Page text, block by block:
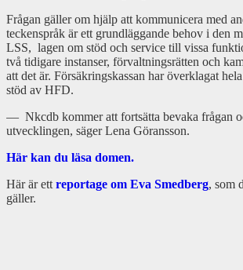
Frågan gäller om hjälp att kommunicera med
teckenspråk är ett grundläggande behov i den
LSS, lagen om stöd och service till vissa
två tidigare instanser, förvaltningsrätten och
att det är. Försäkringskassan har överklagat
stöd av HFD.
— Nkcdb kommer att fortsätta bevaka frågan
utvecklingen, säger Lena Göransson.
Här kan du läsa domen.
Här är ett reportage om Eva Smedberg, som
gäller.